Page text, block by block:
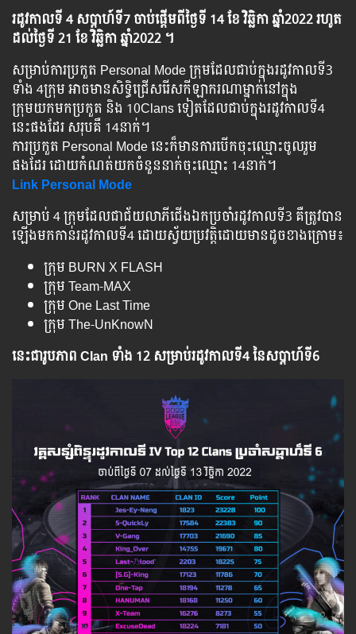
រដូវកាលទី 4 សប្ដាហ៍ទី7 ចាប់ផ្ដើមពីថ្ងៃទី 14 ខែ វិឆ្ឆិកា ឆ្នាំ2022 រហូត
ដល់ថ្ងៃទី 21 ខែ វិឆ្ឆិកា ឆ្នាំ2022 ។
សម្រាប់ការប្រកួត Personal Mode ក្រុមដែលជាប់ក្នុងរដូវកាលទី3
ទាំង 4ក្រុម អាចមានសិទ្ធិជ្រើសរើសកីឡាករណាម្នាក់នៅក្នុង
ក្រុមយកមកប្រកួត និង 10Clans ទៀតដែលជាប់ក្នុងរដូវកាលទី4
នេះផងដែរ សរុបគឺ 14នាក់។
ការប្រកួត Personal Mode នេះក៏មានការបើកចុះឈ្មោះចូលរួម
ផងដែរ ដោយកំណត់យកចំនួននាក់ចុះឈ្មោះ 14នាក់។
Link Personal Mode
សម្រាប់ 4 ក្រុមដែលជាជ័យលាភីជើងឯកប្រចាំរដូវកាលទី3 គឺត្រូវបាន
ឡើងមកកាន់រដូវកាលទី4 ដោយស្វ័យប្រវត្តិដោយមានដូចខាងក្រោម៖
ក្រុម BURN X FLASH
ក្រុម Team-MAX
ក្រុម One Last Time
ក្រុម The-UnKnowN
នេះជារូបភាព Clan ទាំង 12 សម្រាប់រដូវកាលទី4 នៃសប្ដាហ៍ទី6